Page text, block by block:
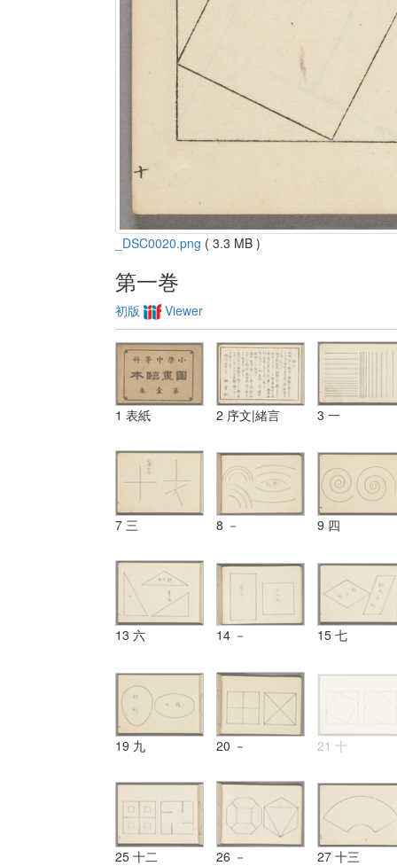
_DSC0020.png ( 3.3 MB )
第一巻
初版 Viewer
1 表紙 2 序文|緒言 3 一
7 三 8 － 9 四
13 六 14 － 15 七
19 九 20 － 21 十
25 十二 26 － 27 十三